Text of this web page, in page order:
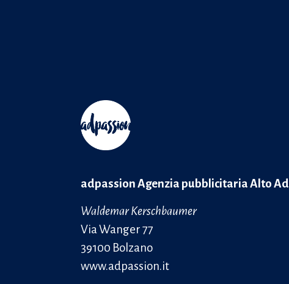
adpassion Agenzia pubblicitaria Alto
Waldemar Kerschbaumer
Via Wanger 77
39100 Bolzano
www.adpassion.it